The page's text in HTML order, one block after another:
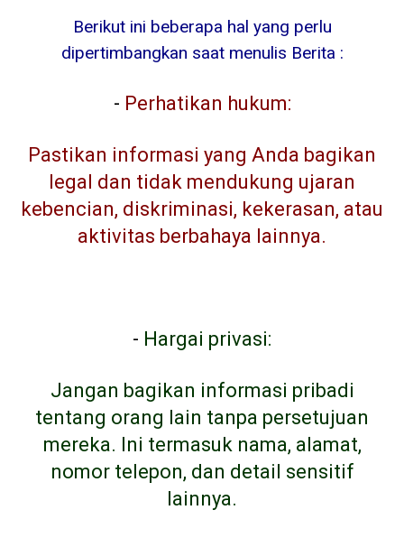
Berikut ini beberapa hal yang perlu
dipertimbangkan saat menulis Berita :
- Perhatikan hukum:
Pastikan informasi yang Anda bagikan
legal dan tidak mendukung ujaran
kebencian, diskriminasi, kekerasan, atau
aktivitas berbahaya lainnya.
- Hargai privasi:
Jangan bagikan informasi pribadi
tentang orang lain tanpa persetujuan
mereka. Ini termasuk nama, alamat,
nomor telepon, dan detail sensitif
lainnya.